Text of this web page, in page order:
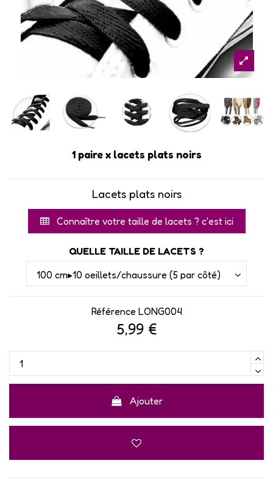
1 paire x lacets plats noirs
Lacets plats noirs
Connaître votre taille de lacets ? c'est ici
QUELLE TAILLE DE LACETS ?
Référence LONG004
5,99 €
Ajouter